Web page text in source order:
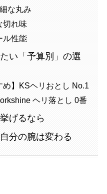
な丸み
切れ味
ル性能
い「予算別」の選
め】KSヘリおとし No.1
ヘリ落とし 0番
げるなら
分の腕は変わる